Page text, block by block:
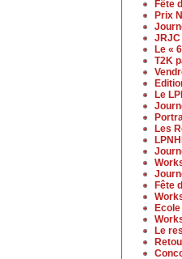
Fête
Prix
JRJC
Le «
T2K
Le
Les
Fête
Le